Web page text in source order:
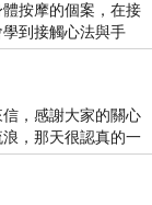
按摩的個案，在接
到接觸心法與手
，感謝大家的關心
，那天很認真的一